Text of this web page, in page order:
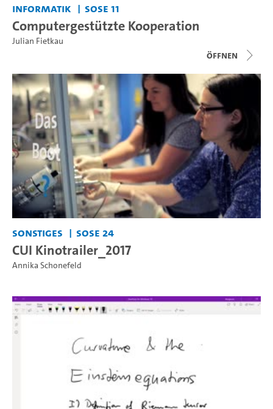
Informatik SoSe 11
Computergestützte Kooperation
Julian Fietkau
Öffnen
Sonstiges SoSe 24
CUI Kinotrailer_2017
Annika Schonefeld